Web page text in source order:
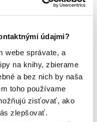
údajmi?
webe správate, a
na knihy, zbierame
a bez nich by naša
toho používame
zisťovať, ako
zlepšovať.
na centrálnom sklade
čítaná - výborný stav
(0 titulov)čítaná - mierne